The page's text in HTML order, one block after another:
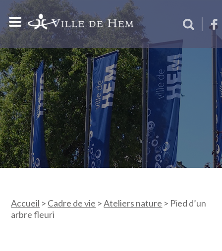
Accueil > Cadre de vie >Ateliers nature > Pied d’un
arbre fleuri